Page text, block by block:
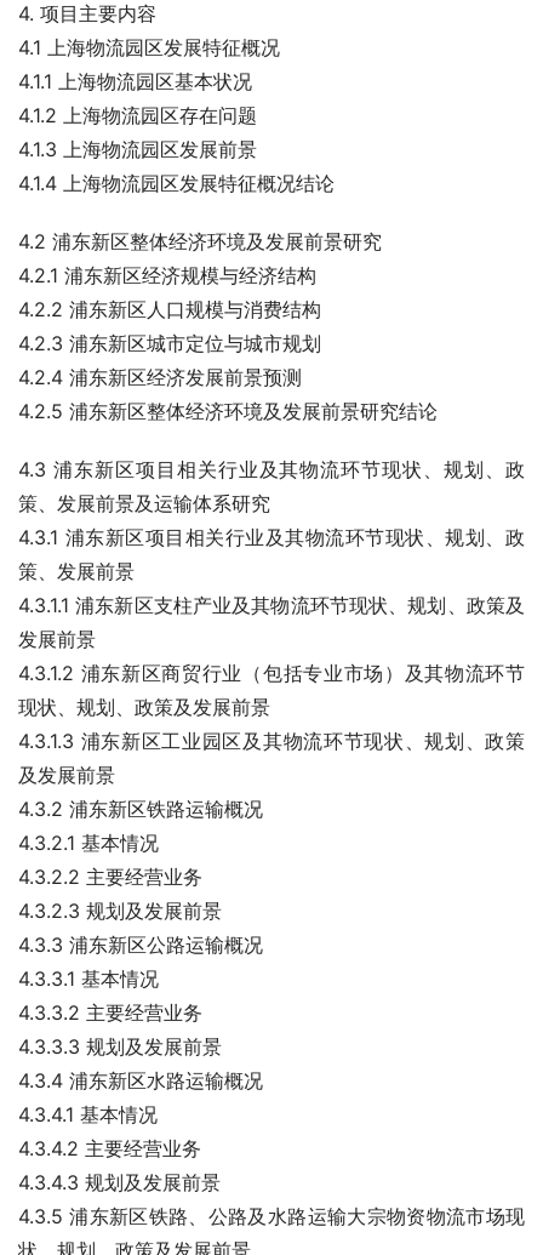
4. 项目主要内容
4.1 上海物流园区发展特征概况
4.1.1 上海物流园区基本状况
4.1.2 上海物流园区存在问题
4.1.3 上海物流园区发展前景
4.1.4 上海物流园区发展特征概况结论
4.2 浦东新区整体经济环境及发展前景研究
4.2.1 浦东新区经济规模与经济结构
4.2.2 浦东新区人口规模与消费结构
4.2.3 浦东新区城市定位与城市规划
4.2.4 浦东新区经济发展前景预测
4.2.5 浦东新区整体经济环境及发展前景研究结论
4.3 浦东新区项目相关行业及其物流环节现状、规划、政
策、发展前景及运输体系研究
4.3.1 浦东新区项目相关行业及其物流环节现状、规划、政
策、发展前景
4.3.1.1 浦东新区支柱产业及其物流环节现状、规划、政策及
发展前景
4.3.1.2 浦东新区商贸行业（包括专业市场）及其物流环节
现状、规划、政策及发展前景
4.3.1.3 浦东新区工业园区及其物流环节现状、规划、政策
及发展前景
4.3.2 浦东新区铁路运输概况
4.3.2.1 基本情况
4.3.2.2 主要经营业务
4.3.2.3 规划及发展前景
4.3.3 浦东新区公路运输概况
4.3.3.1 基本情况
4.3.3.2 主要经营业务
4.3.3.3 规划及发展前景
4.3.4 浦东新区水路运输概况
4.3.4.1 基本情况
4.3.4.2 主要经营业务
4.3.4.3 规划及发展前景
4.3.5 浦东新区铁路、公路及水路运输大宗物资物流市场现
状、规划、政策及发展前景